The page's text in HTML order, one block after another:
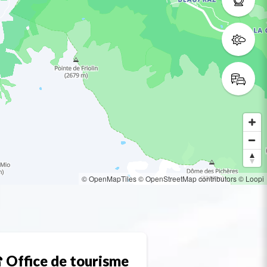
© OpenMapTiles© OpenStreetMap contributors© Loopi
de tourisme